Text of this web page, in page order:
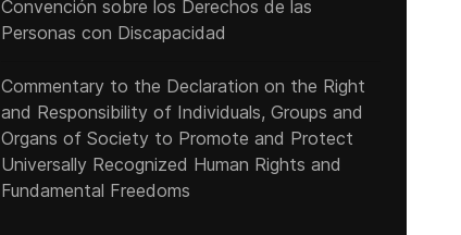
Convención sobre los Derechos de las
Personas con Discapacidad
Commentary to the Declaration on the Right
and Responsibility of Individuals, Groups and
Organs of Society to Promote and Protect
Universally Recognized Human Rights and
Fundamental Freedoms